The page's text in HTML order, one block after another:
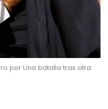
por Una batalla tras otra